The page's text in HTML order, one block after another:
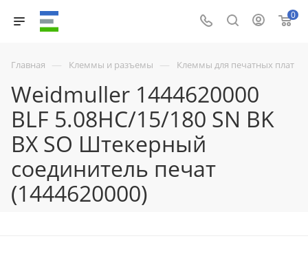
0
Главная — Клеммы и разъемы — Клеммы для печатных плат
Weidmuller 1444620000
BLF 5.08HC/15/180 SN BK
BX SO Штекерный
соединитель печат
(1444620000)